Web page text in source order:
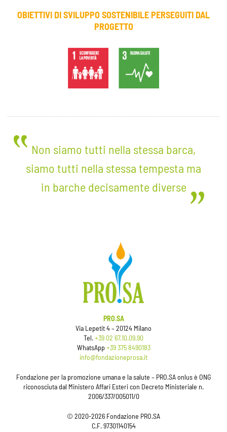
OBIETTIVI DI SVILUPPO SOSTENIBILE PERSEGUITI DAL
PROGETTO
Non siamo tutti nella stessa barca,
siamo tutti nella stessa tempesta ma
in barche decisamente diverse
PRO.SA
Via Lepetit 4 – 20124 Milano
Tel.+39 02 67.10.09.90
WhatsApp+39 375 8490183
info@fondazioneprosa.it
Fondazione per la promozione umana e la salute – PRO.SA onlus è ONG
riconosciuta dal Ministero Affari Esteri con Decreto Ministeriale n.
2006/337/005011/0
© 2020-2026 Fondazione PRO.SA
C.F. 97301140154